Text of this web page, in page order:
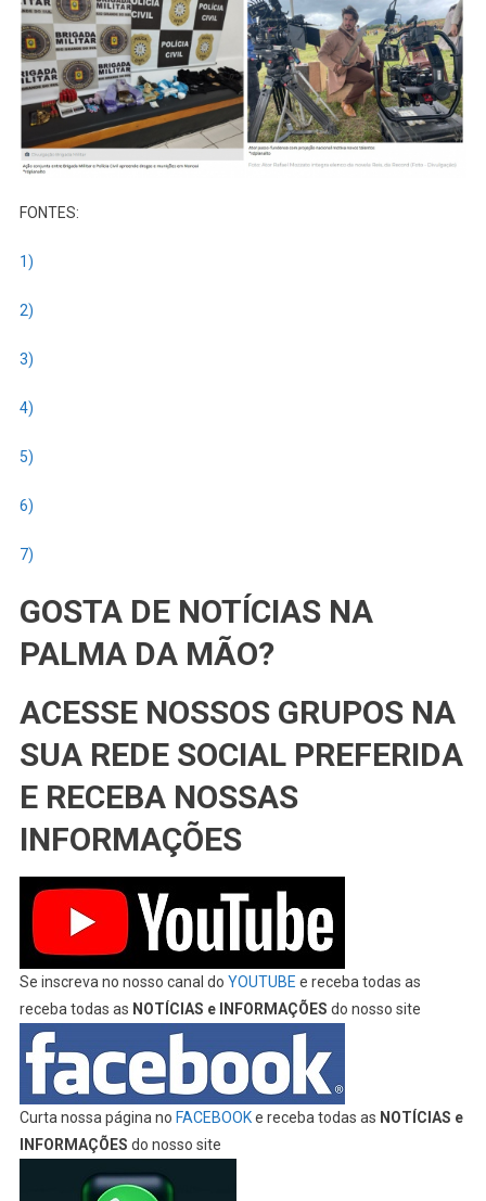
FONTES:
1)
2)
3)
4)
5)
6)
7)
GOSTA DE NOTÍCIAS NA
PALMA DA MÃO?
ACESSE NOSSOS GRUPOS NA
SUA REDE SOCIAL PREFERIDA
E RECEBA NOSSAS
INFORMAÇÕES
Se inscreva no nosso canal do YOUTUBE e receba todas as
receba todas as NOTÍCIAS e INFORMAÇÕES do nosso site
Curta nossa página no FACEBOOKe receba todas as NOTÍCIAS e
INFORMAÇÕES do nosso site